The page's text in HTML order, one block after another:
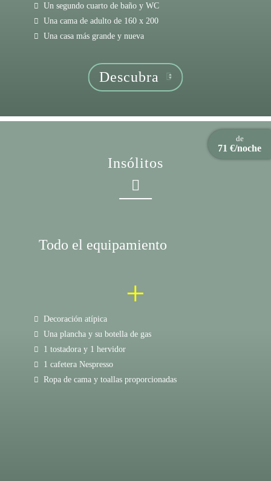
Descubra
Un segundo cuarto de baño y WC
Una cama de adulto de 160 x 200
Una casa más grande y nueva
Insólitos
Todo el equipamiento
+
Decoración atípica
Una plancha y su botella de gas
1 tostadora y 1 hervidor
1 cafetera Nespresso
Ropa de cama y toallas proporcionadas
de
71 €/noche